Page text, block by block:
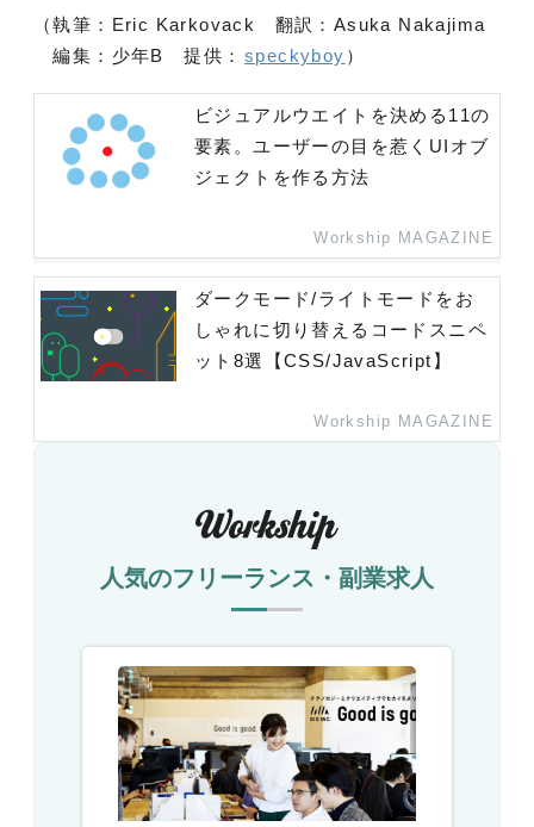
（執筆：Eric Karkovack 翻訳：Asuka Nakajima
編集：少年B 提供： speckyboy ）
ビジュアルウエイトを決める11の
要素。ユーザーの目を惹くUIオブ
ジェクトを作る方法
Workship MAGAZINE
ダークモード/ライトモードをお
しゃれに切り替えるコードスニペ
ット8選【CSS/JavaScript】
Workship MAGAZINE
人気のフリーランス・副業求人